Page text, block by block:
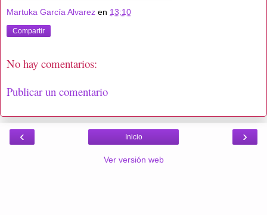
Martuka García Alvarez en 13:10
Compartir
No hay comentarios:
Publicar un comentario
‹ ›
Inicio
Ver versión web